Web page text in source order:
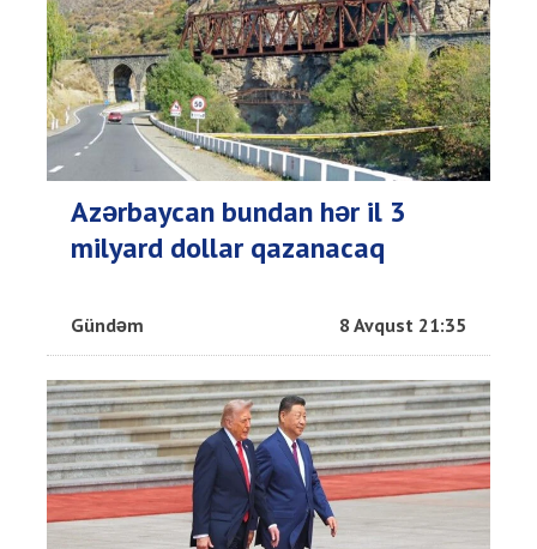
Azərbaycan bundan hər il 3
milyard dollar qazanacaq
Gündəm 8 Avqust 21:35